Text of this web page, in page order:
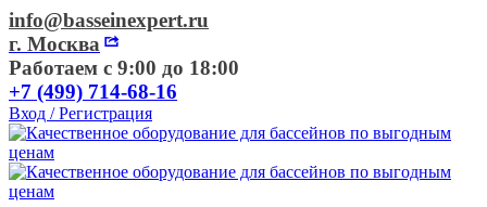
info@basseinexpert.ru
г. Москва
Работаем с 9:00 до 18:00
+7 (499) 714-68-16
Вход / Регистрация